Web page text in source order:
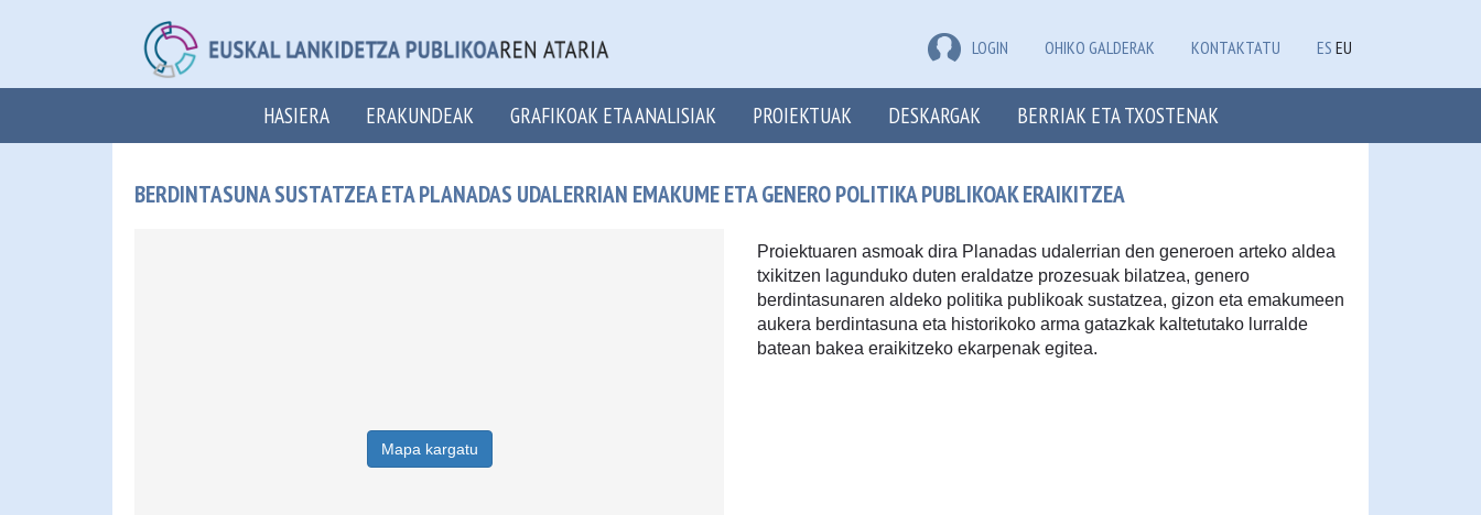
LOGIN OHIKO GALDERAK KONTAKTATU ES EU
HASIERA ERAKUNDEAK GRAFIKOAK ETA ANALISIAK PROIEKTUAK DESKARGAK BERRIAK ETA TXOSTENAK
BERDINTASUNA SUSTATZEA ETA PLANADAS UDALERRIAN EMAKUME ETA GENERO POLITIKA PUBLIKOAK ERAIKITZEA
Mapa kargatu
Proiektuaren asmoak dira Planadas udalerrian den generoen arteko aldea
txikitzen lagunduko duten eraldatze prozesuak bilatzea, genero
berdintasunaren aldeko politika publikoak sustatzea, gizon eta emakumeen
aukera berdintasuna eta historikoko arma gatazkak kaltetutako lurralde
batean bakea eraikitzeko ekarpenak egitea.